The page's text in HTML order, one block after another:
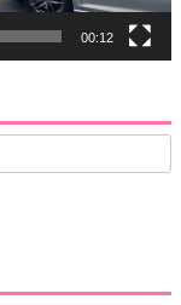
00:12